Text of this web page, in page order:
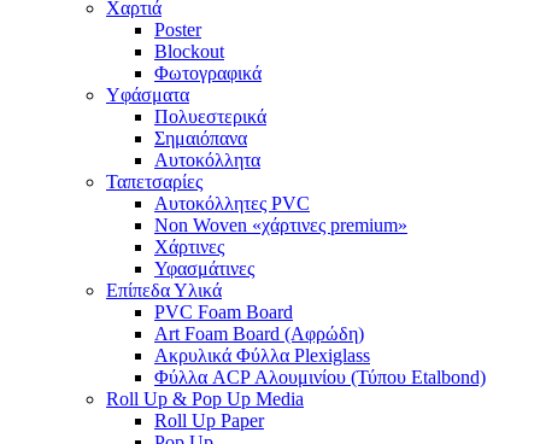
Χαρτιά
Poster
Blockout
Φωτογραφικά
Yφάσματα
Πολυεστερικά
Σημαιόπανα
Αυτοκόλλητα
Ταπετσαρίες
Αυτοκόλλητες PVC
Non Woven «χάρτινες premium»
Χάρτινες
Υφασμάτινες
Επίπεδα Υλικά
PVC Foam Board
Art Foam Board (Αφρώδη)
Ακρυλικά Φύλλα Plexiglass
Φύλλα ACP Αλουμινίου (Τύπου Etalbond)
Roll Up & Pop Up Media
Roll Up Paper